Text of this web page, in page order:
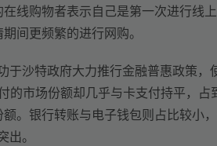
线购物者表示自己是第一次进行线
间更频繁的进行网购。
于沙特政府大力推行金融普惠政策，
的市场份额却几乎与卡支付持平，占
。银行转账与电子钱包则占比较小
。